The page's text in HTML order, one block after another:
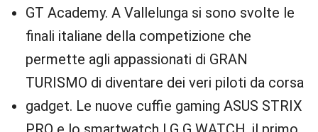
GT Academy. A Vallelunga si sono svolte le
finali italiane della competizione che
permette agli appassionati di GRAN
TURISMO di diventare dei veri piloti da corsa
gadget. Le nuove cuffie gaming ASUS STRIX